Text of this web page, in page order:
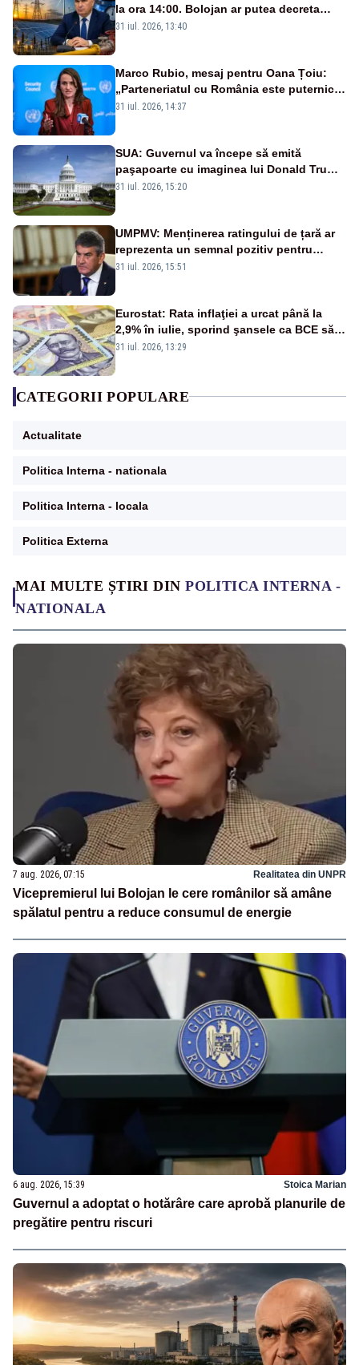
MAI MULTE ȘTIRI DINPOLITICA INTERNA -
NATIONALA
7 aug. 2026, 07:15 Realitatea din UNPR
Vicepremierul lui Bolojan le cere românilor să amâne
spălatul pentru a reduce consumul de energie
6 aug. 2026, 15:39 Stoica Marian
Guvernul a adoptat o hotărâre care aprobă planurile de
pregătire pentru riscuri
la ora 14:00. Bolojan ar putea decreta
stare de urgență energetică
31 iul. 2026, 13:40
Marco Rubio, mesaj pentru Oana Țoiu:
„Parteneriatul cu România este puternic
și prețuit”
31 iul. 2026, 14:37
SUA: Guvernul va începe să emită
paşapoarte cu imaginea lui Donald Trump
începând cu 8 august
31 iul. 2026, 15:20
UMPMV: Menținerea ratingului de țară ar
reprezenta un semnal pozitiv pentru
România. Autoritățile trebuie să continue
31 iul. 2026, 15:51
Eurostat: Rata inflaţiei a urcat până la
2,9% în iulie, sporind şansele ca BCE să
majoreze dobânda
31 iul. 2026, 13:29
CATEGORII POPULARE
Actualitate
Politica Interna - nationala
Politica Interna - locala
Politica Externa